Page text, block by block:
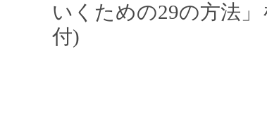
いくための29の方法
付)